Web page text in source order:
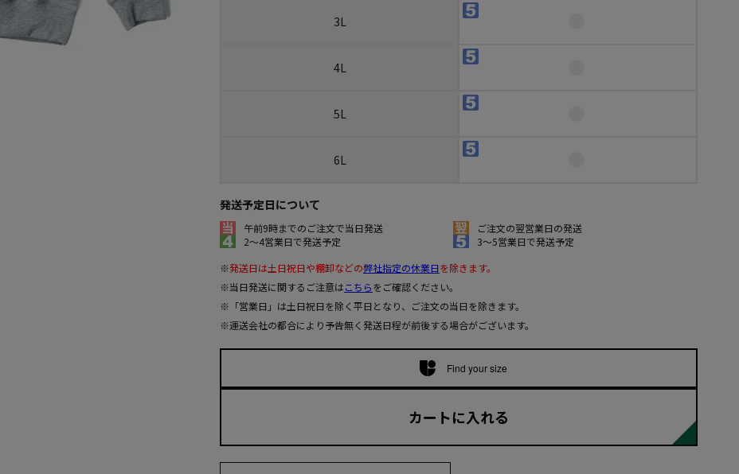
3L
4L
5L
6L
発送予定日について
午前9時までのご注文で当日発送
ご注文の翌営業日の発送
2～4営業日で発送予定
3～5営業日で発送予定
※発送日は土日祝日や棚卸などの弊社指定の休業日を除きます。
※当日発送に関するご注意はこちらをご確認ください。
※「営業日」は土日祝日を除く平日となり、ご注文の当日を除きます。
※運送会社の都合により予告無く発送日程が前後する場合がございます。
Find your size
カートに入れる